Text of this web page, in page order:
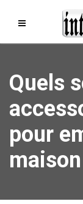
Quels
pour